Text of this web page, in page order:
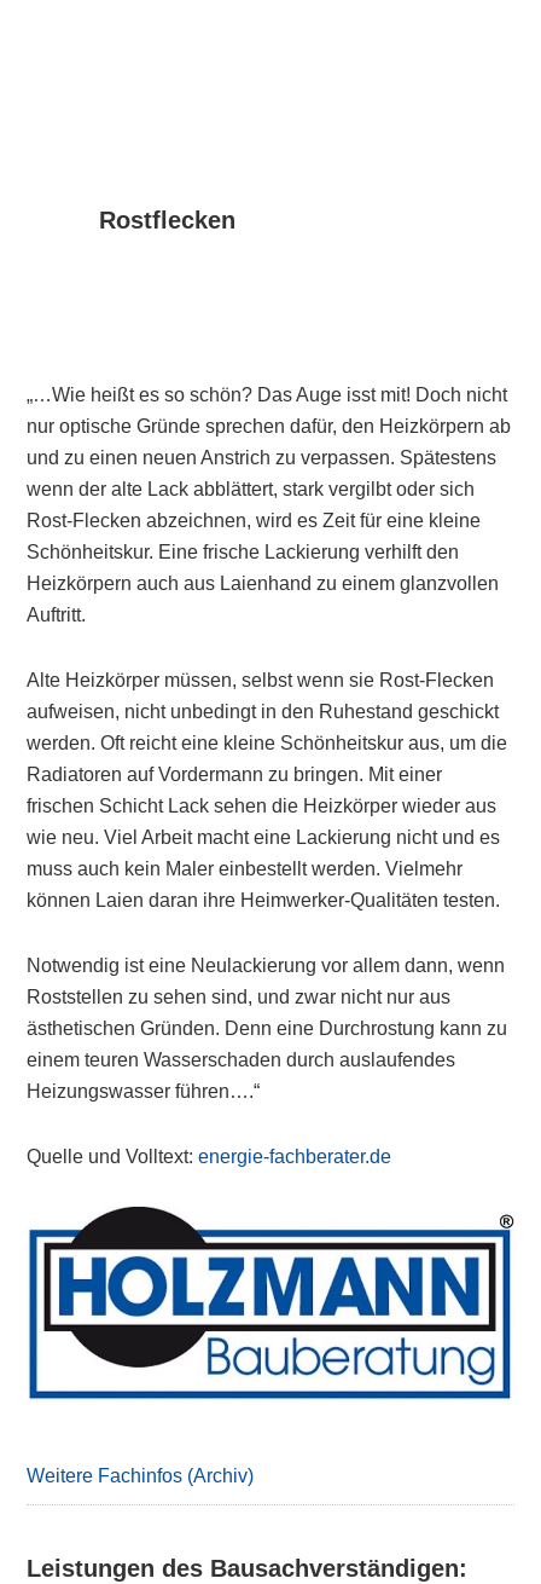
Rostflecken
„…Wie heißt es so schön? Das Auge isst mit! Doch nicht
nur optische Gründe sprechen dafür, den Heizkörpern ab
und zu einen neuen Anstrich zu verpassen. Spätestens
wenn der alte Lack abblättert, stark vergilbt oder sich
Rost-Flecken abzeichnen, wird es Zeit für eine kleine
Schönheitskur. Eine frische Lackierung verhilft den
Heizkörpern auch aus Laienhand zu einem glanzvollen
Auftritt.
Alte Heizkörper müssen, selbst wenn sie Rost-Flecken
aufweisen, nicht unbedingt in den Ruhestand geschickt
werden. Oft reicht eine kleine Schönheitskur aus, um die
Radiatoren auf Vordermann zu bringen. Mit einer
frischen Schicht Lack sehen die Heizkörper wieder aus
wie neu. Viel Arbeit macht eine Lackierung nicht und es
muss auch kein Maler einbestellt werden. Vielmehr
können Laien daran ihre Heimwerker-Qualitäten testen.
Notwendig ist eine Neulackierung vor allem dann, wenn
Roststellen zu sehen sind, und zwar nicht nur aus
ästhetischen Gründen. Denn eine Durchrostung kann zu
einem teuren Wasserschaden durch auslaufendes
Heizungswasser führen….“
Quelle und Volltext:energie-fachberater.de
Primary
Sidebar
Weitere Fachinfos (Archiv)
Leistungen des Bausachverständigen: